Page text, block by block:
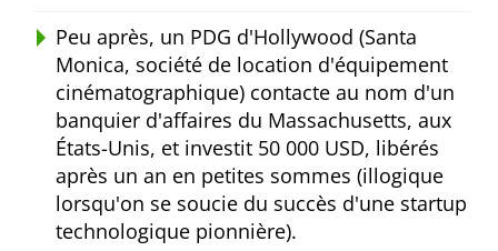
Peu après, un PDG d'Hollywood (Santa
Monica, société de location d'équipement
cinématographique) contacte au nom d'un
banquier d'affaires du Massachusetts, aux
États-Unis, et investit 50 000 USD, libérés
après un an en petites sommes (illogique
lorsqu'on se soucie du succès d'une startup
technologique pionnière).